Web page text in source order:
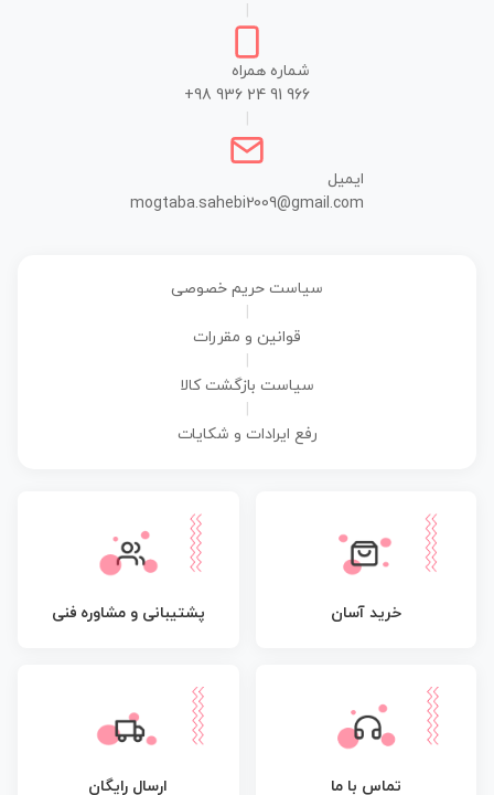
شماره همراه
+98 936 24 91 966
ایمیل
mogtaba.sahebi2009@gmail.com
سیاست حریم خصوصی
قوانین و مقررات
سیاست بازگشت کالا
رفع ایرادات و شکایات
خرید آسان پشتیبانی و مشاوره فنی
تماس با ما ارسال رایگان